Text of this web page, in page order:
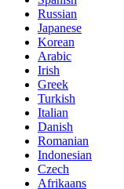
Russian
Japanese
Korean
Arabic
Irish
Greek
Turkish
Italian
Danish
Romanian
Indonesian
Czech
Afrikaans